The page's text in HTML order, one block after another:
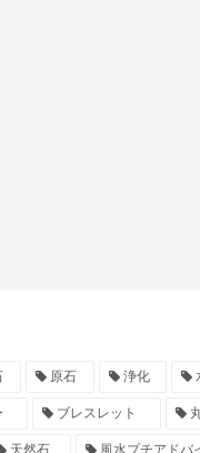
原石 浄化
ブレスレット
天然石 風水プチアドバ